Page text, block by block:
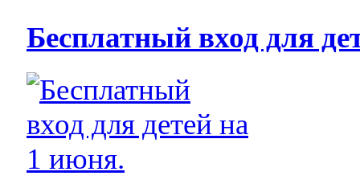
Бесплатный вход для